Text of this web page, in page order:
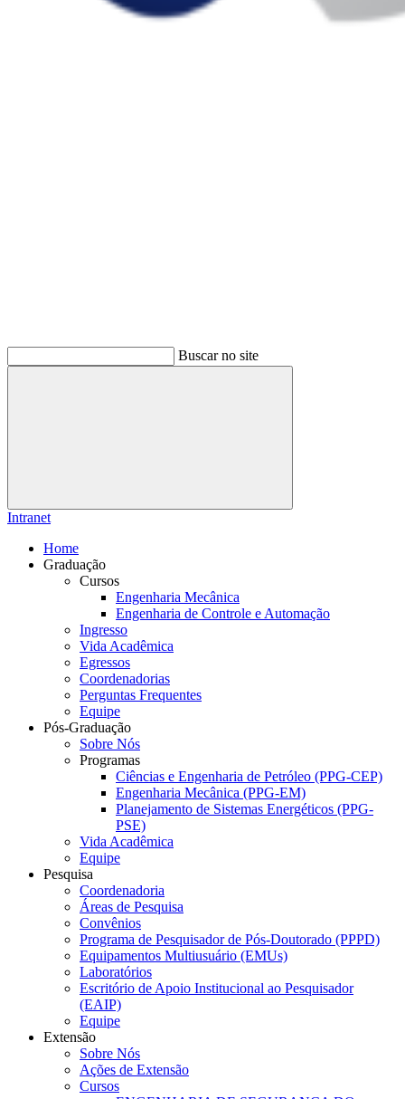
Buscar no site
Buscar
Intranet
Home
Graduação
Cursos
Engenharia Mecânica
Engenharia de Controle e Automação
Ingresso
Vida Acadêmica
Egressos
Coordenadorias
Perguntas Frequentes
Equipe
Pós-Graduação
Sobre Nós
Programas
Ciências e Engenharia de Petróleo (PPG-CEP)
Engenharia Mecânica (PPG-EM)
Planejamento de Sistemas Energéticos (PPG-
PSE)
Vida Acadêmica
Equipe
Pesquisa
Coordenadoria
Áreas de Pesquisa
Convênios
Programa de Pesquisador de Pós-Doutorado (PPPD)
Equipamentos Multiusuário (EMUs)
Laboratórios
Escritório de Apoio Institucional ao Pesquisador
(EAIP)
Equipe
Extensão
Sobre Nós
Ações de Extensão
Cursos